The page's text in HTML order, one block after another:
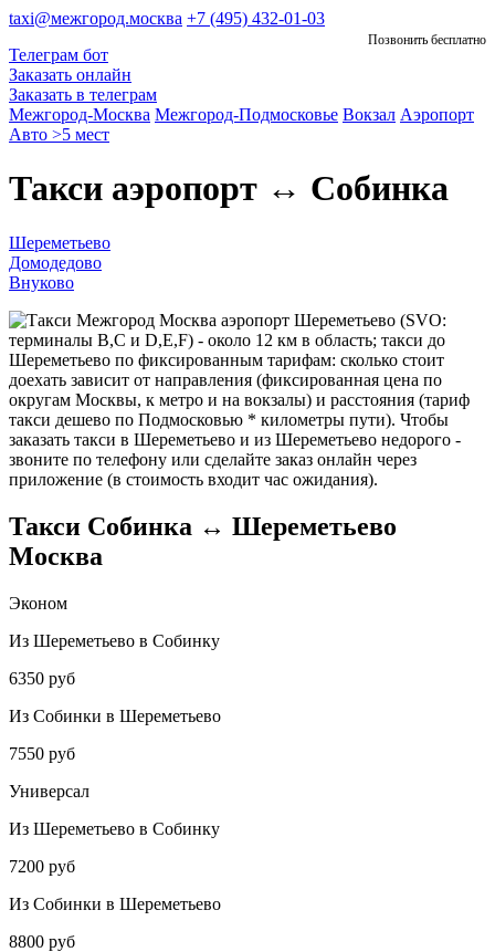
taxi@межгород.москва +7 (495) 432-01-03
Позвонить бесплатно
Телеграм бот
Заказать онлайн
Заказать в телеграм
Межгород-Москва Межгород-Подмосковье Вокзал Аэропорт
Авто >5 мест
Такси аэропорт ↔ Собинка
Шереметьево
Домодедово
Внуково
аэропорт Шереметьево (SVO:
терминалы B,C и D,E,F) - около 12 км в область; такси до
Шереметьево по фиксированным тарифам: сколько стоит
доехать зависит от направления (фиксированная цена по
округам Москвы, к метро и на вокзалы) и расстояния (тариф
такси дешево по Подмосковью * километры пути). Чтобы
заказать такси в Шереметьево и из Шереметьево недорого -
звоните по телефону или сделайте заказ онлайн через
приложение (в стоимость входит час ожидания).
Такси Собинка ↔ Шереметьево
Москва
Эконом
Из Шереметьево в Собинку
6350 руб
Из Собинки в Шереметьево
7550 руб
Универсал
Из Шереметьево в Собинку
7200 руб
Из Собинки в Шереметьево
8800 руб